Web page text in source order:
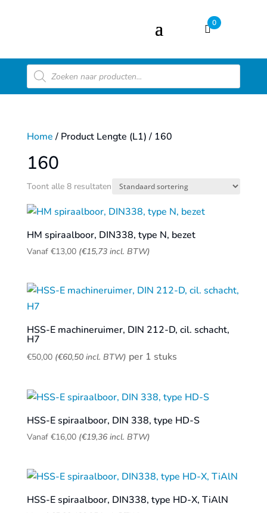
0
Producten
zoeken
Home/ Product Lengte (L1) / 160
160
Toont alle 8 resultaten
HM spiraalboor, DIN338, type N, bezet
Vanaf €13,00 (€15,73incl. BTW)
HSS-E machineruimer, DIN 212-D, cil. schacht,
H7
€50,00 (€60,50incl. BTW) per 1 stuks
HSS-E spiraalboor, DIN 338, type HD-S
Vanaf €16,00 (€19,36incl. BTW)
HSS-E spiraalboor, DIN338, type HD-X, TiAlN